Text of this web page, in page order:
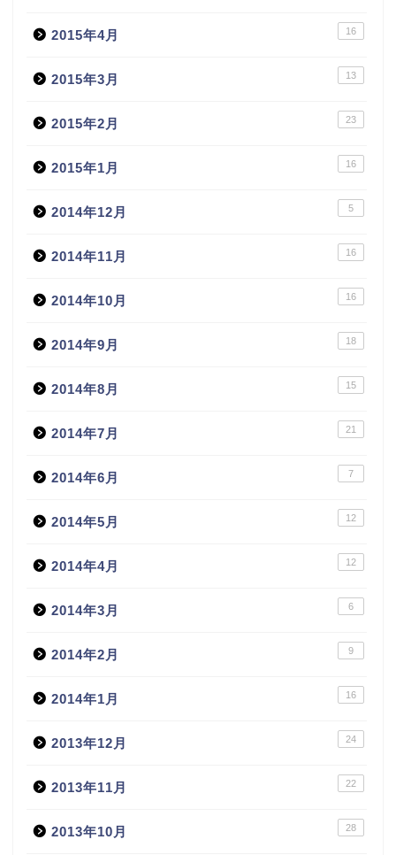
2015年4月 16
2015年3月 13
2015年2月 23
2015年1月 16
2014年12月 5
2014年11月 16
2014年10月 16
2014年9月 18
2014年8月 15
2014年7月 21
2014年6月 7
2014年5月 12
2014年4月 12
2014年3月 6
2014年2月 9
2014年1月 16
2013年12月 24
2013年11月 22
2013年10月 28